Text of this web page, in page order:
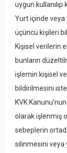
uygun kullanılıp
Yurt içinde veya
üçüncü kişileri
Kişisel verilerin
bunların
işlemin kişisel
bildirilmesini
KVK
olarak işlenmiş
sebeplerin
silinmesini veya